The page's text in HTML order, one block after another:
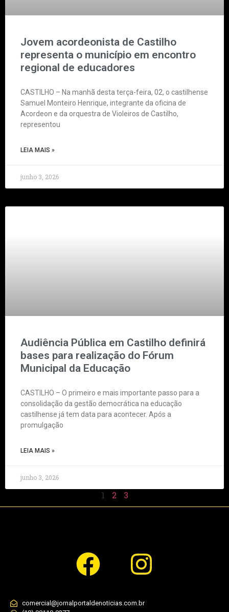
Jovem acordeonista de Castilho
representa o município em encontro
regional de educadores
CASTILHO – Na manhã desta terça-feira, 02, o castilhense
Samuel Monteiro Henrique, integrante da oficina de
Acordeon e da orquestra de Violeiros de Castilho,
representou
LEIA MAIS »
junho 3, 2026
Audiência Pública em Castilho definirá
bases para realização do Fórum
Municipal da Educação
CASTILHO – O primeiro e mais importante passo para a
consolidação da gestão democrática na educação
castilhense já tem data para acontecer. Após a
promulgação
LEIA MAIS »
junho 3, 2026
1 2 3
comercial@jornalportaldenoticias.com.br